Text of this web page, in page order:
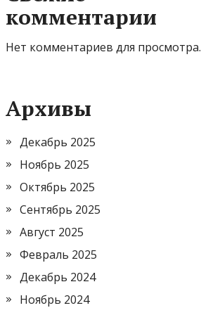
комментарии
Нет комментариев для просмотра.
Архивы
Декабрь 2025
Ноябрь 2025
Октябрь 2025
Сентябрь 2025
Август 2025
Февраль 2025
Декабрь 2024
Ноябрь 2024